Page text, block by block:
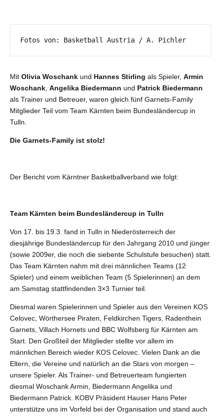
Fotos von: Basketball Austria / A. Pichler
Mit Olivia Woschank und Hannes Stirling als Spieler, Armin
Woschank, Angelika Biedermann und Patrick Biedermann
als Trainer und Betreuer, waren gleich fünf Garnets-Family
Mitglieder Teil vom Team Kärnten beim Bundesländercup in
Tulln.
Die Garnets-Family ist stolz!
Der Bericht vom Kärntner Basketballverband wie folgt:
Team Kärnten beim Bundesländercup in Tulln
Von 17. bis 19.3. fand in Tulln in Niederösterreich der
diesjährige Bundesländercup für den Jahrgang 2010 und jünger
(sowie 2009er, die noch die siebente Schulstufe besuchen) statt.
Das Team Kärnten nahm mit drei männlichen Teams (12
Spieler) und einem weiblichen Team (5 Spielerinnen) an dem
am Samstag stattfindenden 3×3 Turnier teil.
Diesmal waren Spielerinnen und Spieler aus den Vereinen KOS
Celovec, Wörthersee Piraten, Feldkirchen Tigers, Radenthein
Garnets, Villach Hornets und BBC Wolfsberg für Kärnten am
Start. Den Großteil der Mitglieder stellte vor allem im
männlichen Bereich wieder KOS Celovec. Vielen Dank an die
Eltern, die Vereine und natürlich an die Stars von morgen –
unsere Spieler. Als Trainer- und Betreuerteam fungierten
diesmal Woschank Armin, Biedermann Angelika und
Biedermann Patrick. KOBV Präsident Hauser Hans Peter
unterstütze uns im Vorfeld bei der Organisation und stand auch